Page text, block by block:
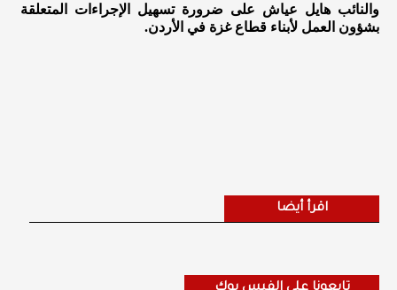
والنائب هايل عياش على ضرورة تسهيل الإجراءات المتعلقة
بشؤون العمل لأبناء قطاع غزة في الأردن.
اقرأ أيضا